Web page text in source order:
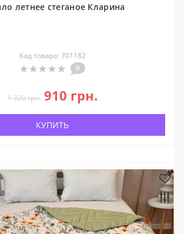
летнее стеганое Кларина
Код товара: 701182
0
1 320 грн. 910 грн.
КУПИТЬ